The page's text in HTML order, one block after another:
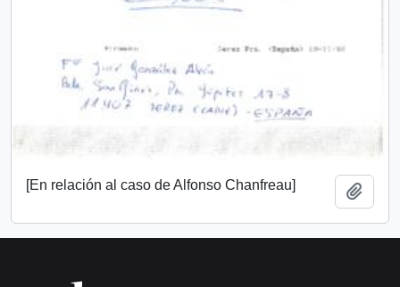
[En relación al caso de Alfonso Chanfreau]